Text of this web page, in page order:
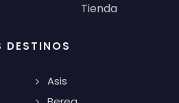
Tienda
DESTINOS
Asis